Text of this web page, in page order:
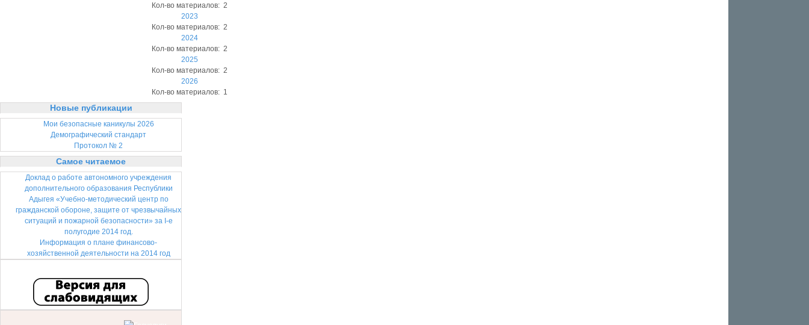
Кол-во материалов: 2
2023
Кол-во материалов: 2
2024
Кол-во материалов: 2
2025
Кол-во материалов: 2
2026
Кол-во материалов: 1
Новыепубликации
Мои безопасные каникулы 2026
Демографический стандарт
Протокол № 2
Самое читаемое
Доклад о работе автономного учреждения
дополнительного образования Республики
Адыгея «Учебно-методический центр по
гражданской обороне, защите от чрезвычайных
ситуаций и пожарной безопасности» за I-е
полугодие 2014 год.
Информация о плане финансово-
хозяйственной деятельности на 2014 год